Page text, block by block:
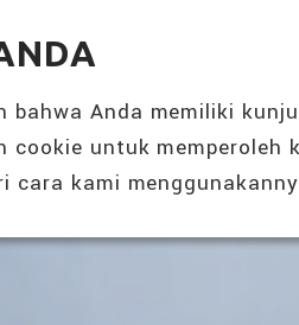
Anda memiliki
cookie untuk memperoleh
cara kami
SOLUSI NUTRISI 360°
TENTANG